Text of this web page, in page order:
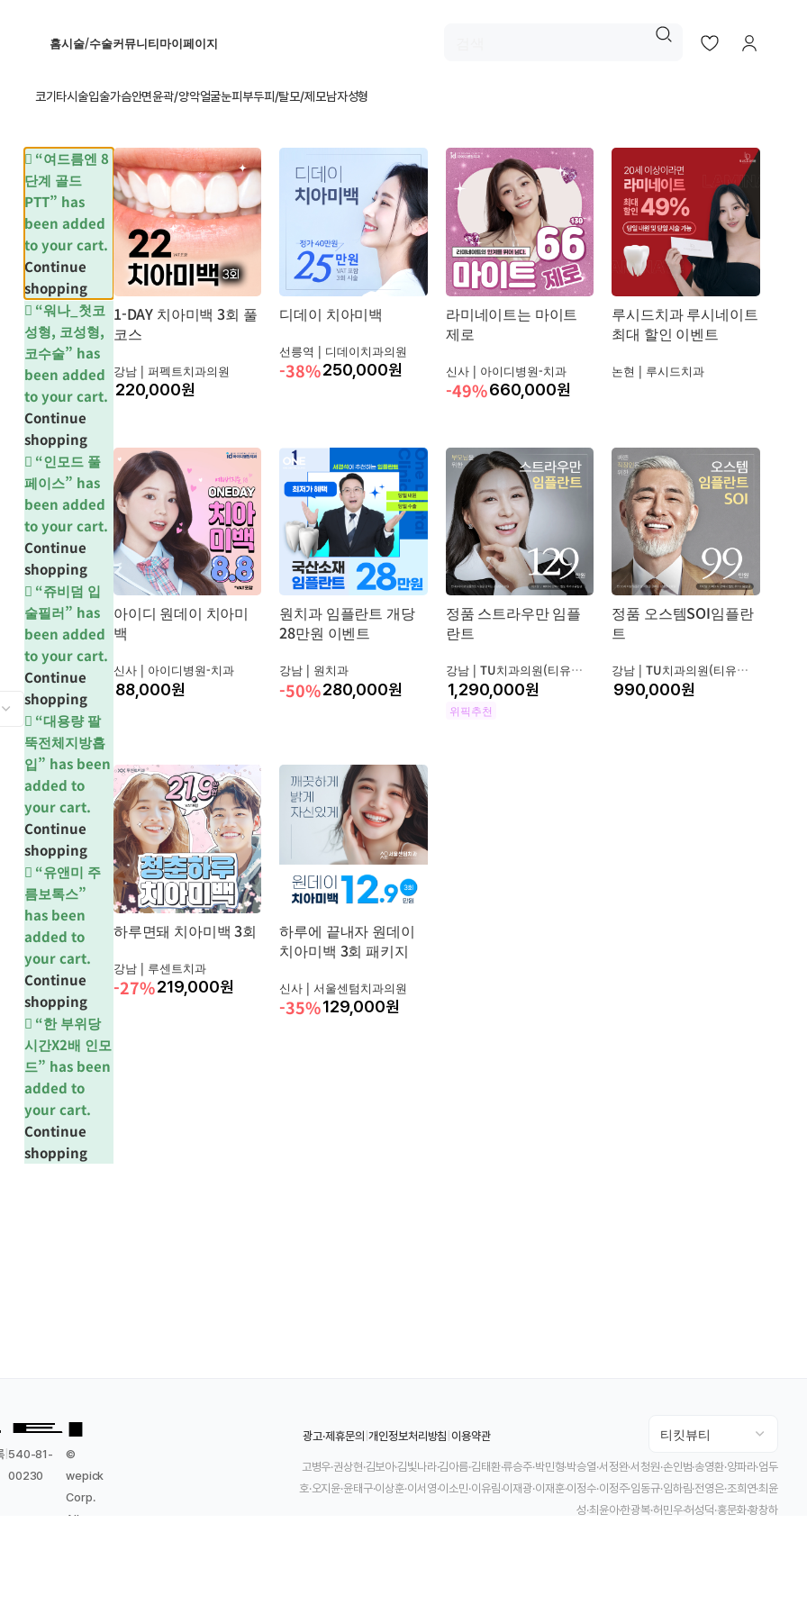
홈시술/수술커뮤니티마이페이지
코기타시술입술가슴안면윤곽/양악얼굴눈피부두피/탈모/제모남자성형
“여드름엔 8
단계 골드
PTT” has
been added
to your cart.
Continue
shopping
“워나_첫코
성형, 코성형,
코수술” has
been added
to your cart.
Continue
shopping
“인모드 풀
페이스” has
been added
to your cart.
Continue
shopping
“쥬비덤 입
술필러” has
been added
to your cart.
Continue
shopping
“대용량 팔
뚝전체지방흡
입” has been
added to
your cart.
Continue
shopping
“유앤미 주
름보톡스”
has been
added to
your cart.
Continue
shopping
“한 부위당
시간X2배 인모
드” has been
added to
your cart.
Continue
shopping
1-DAY 치아미백 3회 풀
코스
강남 | 퍼펙트치과의원
원
디데이 치아미백
선릉역 | 디데이치과의원
-38%250,000원
라미네이트는 마이트
제로
신사 | 아이디병원-치과
-49%660,000원
루시드치과 루시네이트
최대 할인 이벤트
논현 | 루시드치과
아이디 원데이 치아미
백
신사 | 아이디병원-치과
원
원치과 임플란트 개당
28만원 이벤트
강남 | 원치과
-50%280,000원
정품 스트라우만 임플
란트
강남 | TU치과의원(티유치과)
원
위픽추천
정품 오스템SOI임플란
트
강남 |TU치과의원(티유치과)
원
하루면돼 치아미백 3회
강남 | 루센트치과
-27%219,000원
하루에 끝내자 원데이
치아미백 3회 패키지
신사 |서울센텀치과의원
-35%129,000원
|540-81-
00230
©
wepick
Corp.
All
광고·제휴문의 |개인정보처리방침 |이용약관
고병우·권상현·김보아·김빛나라·김아름·김태환·류승주·박민형·박승열·서정완·서청원·손인범·송영환·양파라·엄두
호·오지윤·윤태구·이상훈·이서영·이소민·이유림·이재광·이재훈·이정수·이정주·임동규·임하림·전영은·조희연·최윤
성·최윤아·한광복·허민우·허성덕·홍문화·황창하